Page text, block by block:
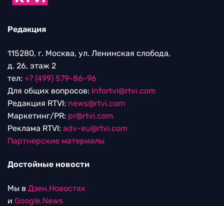
Редакция
115280, г. Москва, ул. Ленинская слобода,
д. 26, этаж 2
тел: +7 (499) 579-86-96
Для общих вопросов: Infortvi@rtvi.com
Редакция RTVI: news@rtvi.com
Маркетинг/PR: pr@rtvi.com
Реклама RTVI: adv-eu@rtvi.com
Партнерские материалы
Достойные новости
Мы в Дзен.Новостях
и Google.News